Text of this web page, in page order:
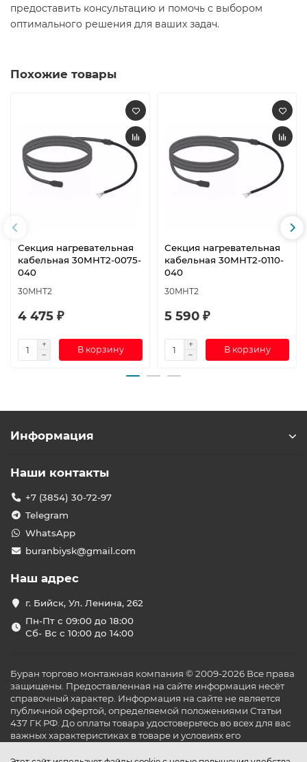
предоставить консультацию и помочь с выбором
оптимального решения для ваших задач.​
Похожие товары
Секция нагревательная
кабельная 30МНТ2-0075-
040
30МНТ2
4 475 ₽
В корзину
Секция нагревательная
кабельная 30МНТ2-0110-
040
30МНТ2
5 590 ₽
В корзину
Информация
Наши контакты
+7 (3854) 30-72-97
Telegram
WhatsApp
buranbiysk@gmail.com
Наш адрес
г. Бийск, Ул. Ленина, 262
Пн-Пт с 09:00 до 18:00
Сб- Вс с 10:00 до 14:00
Буран торгово монтажная компания © 2009-2026 Все права
защищены. Предоставленная на сайте информация несёт
справочный характер. Информация на сайте не является
публичной офертой, определяемой положениями Статьи
437 ГК РФ. До оплаты товара удостоверьтесь во всех для вас
важных характеристиках в товаре и условиях его